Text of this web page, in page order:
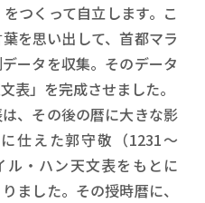
つくって自立します。こ
を思い出して、首都マラ
ータを収集。そのデータ
表」を完成させました。
、その後の暦に大きな影
仕えた郭守敬（1231～
・ハン天文表をもとに
ました。その授時暦に、